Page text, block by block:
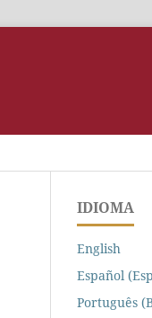
IDIOMA
English
Español
Português